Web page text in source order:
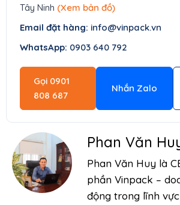
Tây Ninh (Xem bản đồ)
Email đặt hàng: info@vinpack.vn
WhatsApp: 0903 640 792
Gọi 0901
808 687
Nhắn Zalo
Phan Văn
Phan Văn Huy là
phần Vinpack –
động trong lĩnh